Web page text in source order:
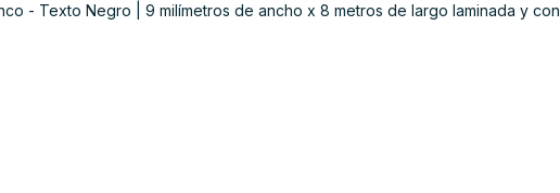
- Texto Negro | 9 milímetros de ancho x 8 metros de largo laminada y con